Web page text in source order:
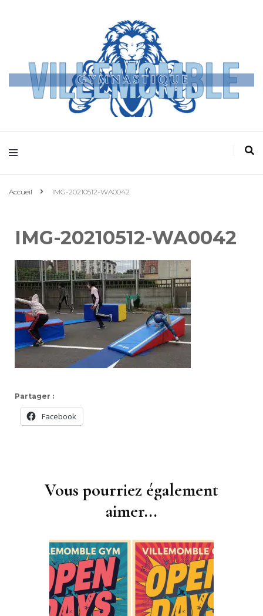
Villemomble
Gymnastique
Accueil IMG-20210512-WA0042
IMG-20210512-WA0042
Partager :
Facebook
Vous pourriez également
aimer...